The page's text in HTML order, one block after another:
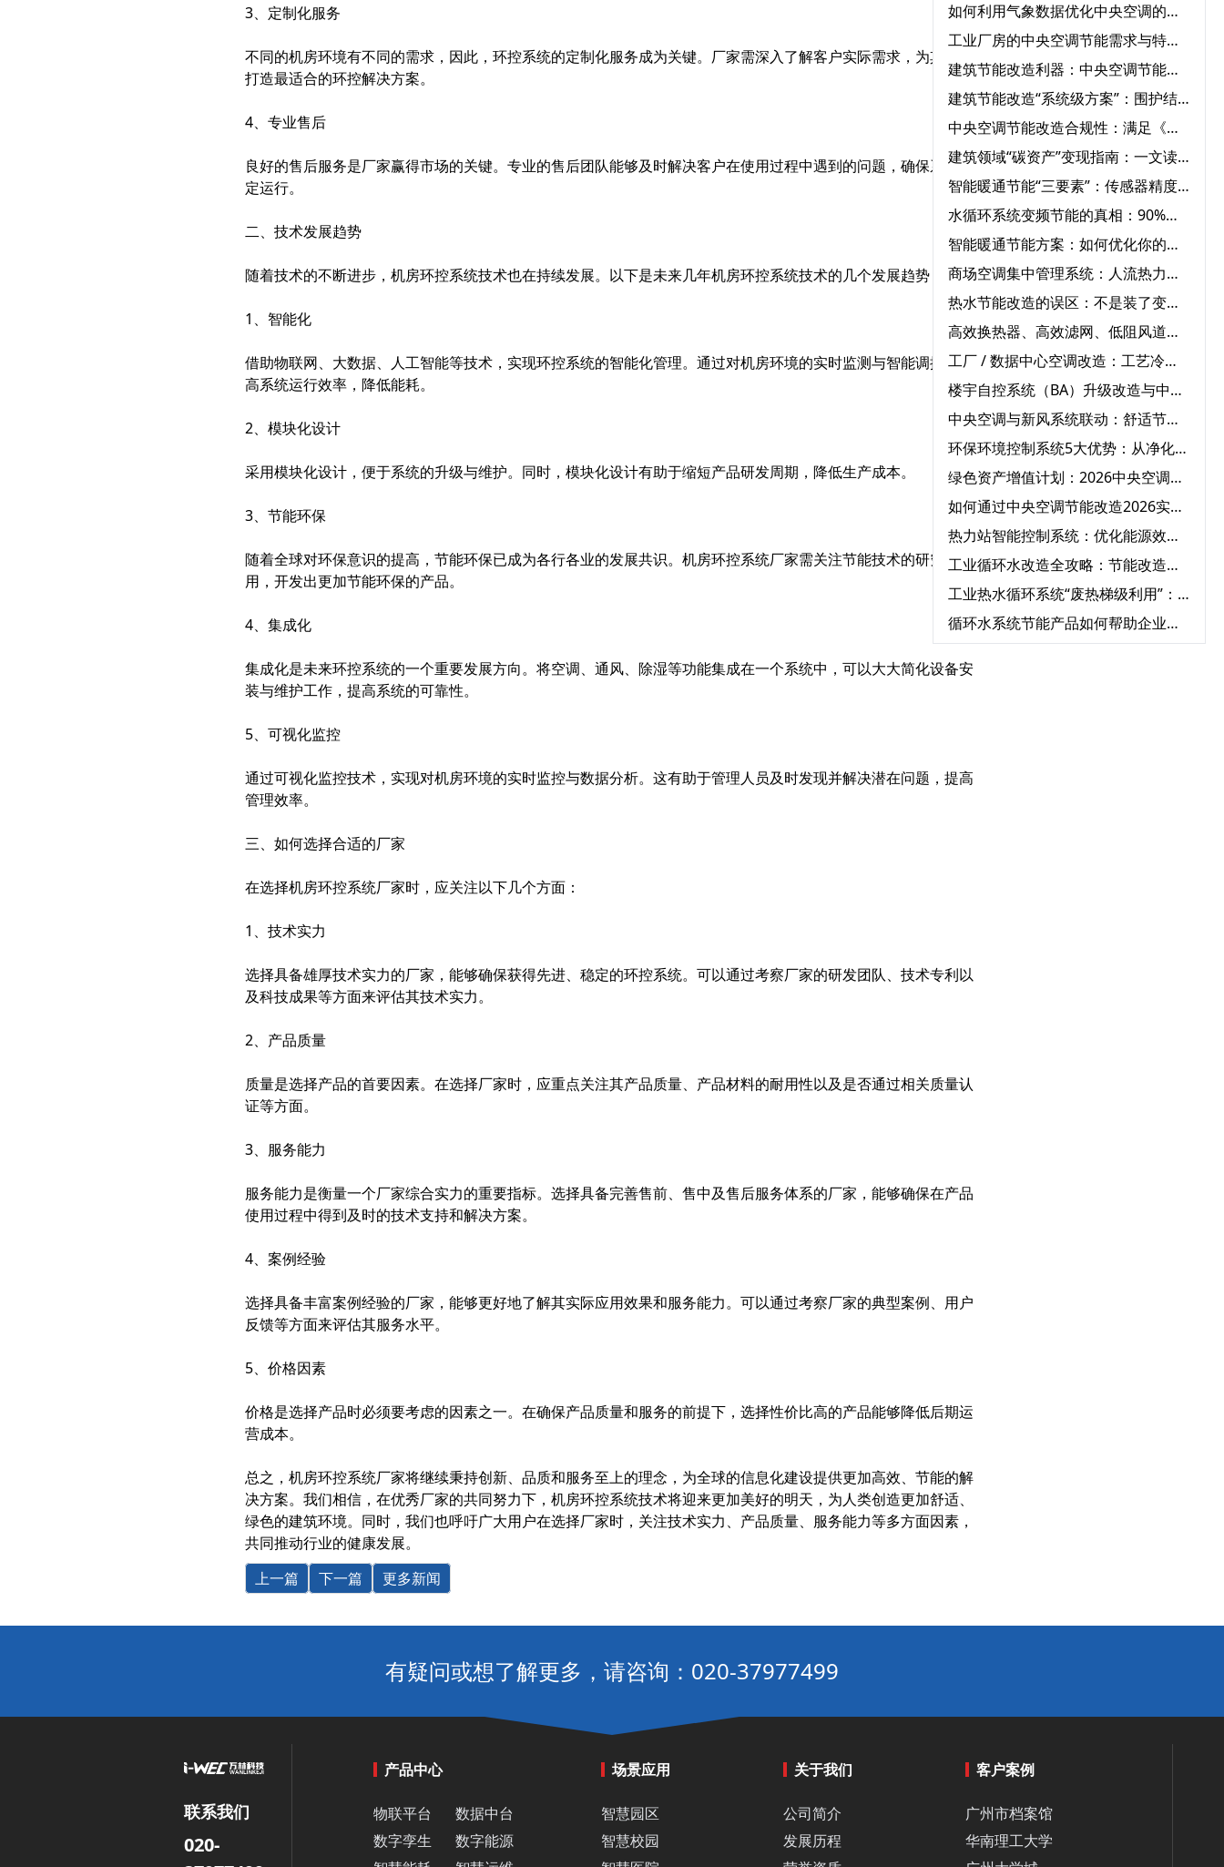
3、定制化服务
不同的机房环境有不同的需求，因此，环控系统的定制化服务成为关键。厂家需深入了解客户实际需求，为其量身
打造最适合的环控解决方案。
4、专业售后
良好的售后服务是厂家赢得市场的关键。专业的售后团队能够及时解决客户在使用过程中遇到的问题，确保系统稳
定运行。
二、技术发展趋势
随着技术的不断进步，机房环控系统技术也在持续发展。以下是未来几年机房环控系统技术的几个发展趋势：
1、智能化
借助物联网、大数据、人工智能等技术，实现环控系统的智能化管理。通过对机房环境的实时监测与智能调控，提
高系统运行效率，降低能耗。
2、模块化设计
采用模块化设计，便于系统的升级与维护。同时，模块化设计有助于缩短产品研发周期，降低生产成本。
3、节能环保
随着全球对环保意识的提高，节能环保已成为各行各业的发展共识。机房环控系统厂家需关注节能技术的研究与应
用，开发出更加节能环保的产品。
4、集成化
集成化是未来环控系统的一个重要发展方向。将空调、通风、除湿等功能集成在一个系统中，可以大大简化设备安
装与维护工作，提高系统的可靠性。
5、可视化监控
通过可视化监控技术，实现对机房环境的实时监控与数据分析。这有助于管理人员及时发现并解决潜在问题，提高
管理效率。
三、如何选择合适的厂家
在选择机房环控系统厂家时，应关注以下几个方面：
1、技术实力
选择具备雄厚技术实力的厂家，能够确保获得先进、稳定的环控系统。可以通过考察厂家的研发团队、技术专利以
及科技成果等方面来评估其技术实力。
2、产品质量
质量是选择产品的首要因素。在选择厂家时，应重点关注其产品质量、产品材料的耐用性以及是否通过相关质量认
证等方面。
3、服务能力
服务能力是衡量一个厂家综合实力的重要指标。选择具备完善售前、售中及售后服务体系的厂家，能够确保在产品
使用过程中得到及时的技术支持和解决方案。
4、案例经验
选择具备丰富案例经验的厂家，能够更好地了解其实际应用效果和服务能力。可以通过考察厂家的典型案例、用户
反馈等方面来评估其服务水平。
5、价格因素
价格是选择产品时必须要考虑的因素之一。在确保产品质量和服务的前提下，选择性价比高的产品能够降低后期运
营成本。
总之，机房环控系统厂家将继续秉持创新、品质和服务至上的理念，为全球的信息化建设提供更加高效、节能的解
决方案。我们相信，在优秀厂家的共同努力下，机房环控系统技术将迎来更加美好的明天，为人类创造更加舒适、
绿色的建筑环境。同时，我们也呼吁广大用户在选择厂家时，关注技术实力、产品质量、服务能力等多方面因素，
共同推动行业的健康发展。
如何利用气象数据优化中央空调的节能运行控制‌
工业厂房的中央空调节能需求与特殊解决方案‌
建筑节能改造利器：中央空调节能改造与自控系统的完美结合‌
建筑节能改造“系统级方案”：围护结构+用能设备+智能控制三重降耗路径‌
中央空调节能改造合规性：满足《公共建筑节能标准》的12项要求‌
建筑领域“碳资产”变现指南：一文读懂CCER方法学如何激活公共建筑节能改造
智能暖通节能“三要素”：传感器精度、算法优化与云端协同‌
水循环系统变频节能的真相：90%节能量来自系统优化，而非设备‌
智能暖通节能方案：如何优化你的空调系统降低能耗？‌
商场空调集中管理系统：人流热力图驱动的动态调节策略‌
热水节能改造的误区：不是装了变频器就能“一劳永逸”‌
高效换热器、高效滤网、低阻风道：建筑暖通系统的被动节能改造路径‌
工厂 / 数据中心空调改造：工艺冷却 + 空调复合系统节能‌
楼宇自控系统（BA）升级改造与中央空调联动节能实践指南‌
中央空调与新风系统联动：舒适节能的完美搭配方案‌
环保环境控制系统5大优势：从净化空气到节能降耗
绿色资产增值计划：2026中央空调节能改造系统解决方案
如何通过中央空调节能改造2026实现企业环保与效益双赢‌
热力站智能控制系统：优化能源效率的实践突破‌
工业循环水改造全攻略：节能改造方案一步搞定‌
工业热水循环系统“废热梯级利用”：高温废水预热冷水，热回收率达85%‌
循环水系统节能产品如何帮助企业显著降低运营成本？‌
上一篇 下一篇 更多新闻
有疑问或想了解更多，请咨询：020-37977499
联系我们
020-
产品中心
物联平台
数据中台
数字孪生
数字能源
场景应用
智慧园区
智慧校园
关于我们
公司简介
发展历程
客户案例
广州市档案馆
华南理工大学